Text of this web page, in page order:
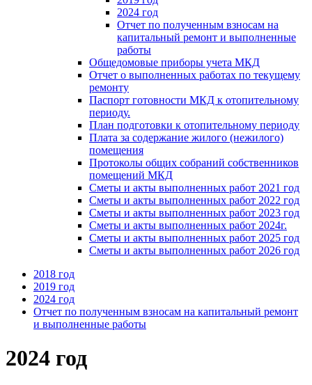
2024 год
Отчет по полученным взносам на
капитальный ремонт и выполненные
работы
Общедомовые приборы учета МКД
Отчет о выполненных работах по текущему
ремонту
Паспорт готовности МКД к отопительному
периоду.
План подготовки к отопительному периоду
Плата за содержание жилого (нежилого)
помещения
Протоколы общих собраний собственников
помещений МКД
Сметы и акты выполненных работ 2021 год
Сметы и акты выполненных работ 2022 год
Сметы и акты выполненных работ 2023 год
Сметы и акты выполненных работ 2024г.
Сметы и акты выполненных работ 2025 год
Сметы и акты выполненных работ 2026 год
2018 год
2019 год
2024 год
Отчет по полученным взносам на капитальный ремонт
и выполненные работы
2024 год